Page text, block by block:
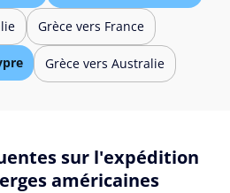
Grèce vers France
Grèce vers Australie
sur l'expédition
américaines